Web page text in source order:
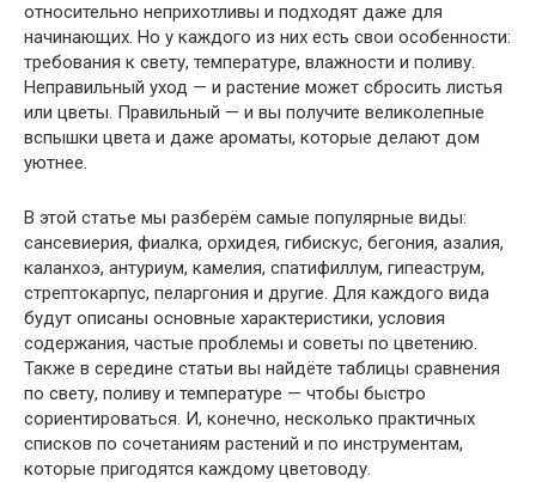
относительно неприхотливы и подходят даже для
начинающих. Но у каждого из них есть свои особенности:
требования к свету, температуре, влажности и поливу.
Неправильный уход — и растение может сбросить листья
или цветы. Правильный — и вы получите великолепные
вспышки цвета и даже ароматы, которые делают дом
уютнее.
В этой статье мы разберём самые популярные виды:
сансевиерия, фиалка, орхидея, гибискус, бегония, азалия,
каланхоэ, антуриум, камелия, спатифиллум, гипеаструм,
стрептокарпус, пеларгония и другие. Для каждого вида
будут описаны основные характеристики, условия
содержания, частые проблемы и советы по цветению.
Также в середине статьи вы найдёте таблицы сравнения
по свету, поливу и температуре — чтобы быстро
сориентироваться. И, конечно, несколько практичных
списков по сочетаниям растений и по инструментам,
которые пригодятся каждому цветоводу.